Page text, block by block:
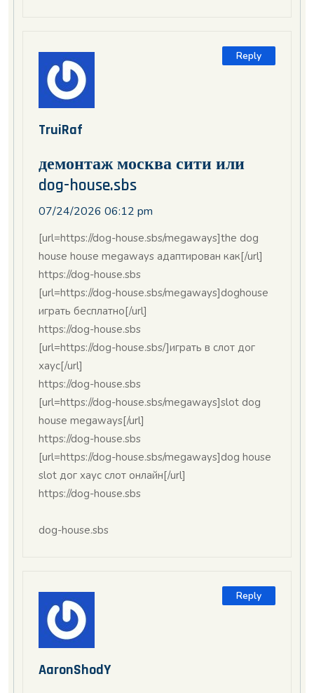
Reply
TruiRaf
демонтаж москва сити или
dog-house.sbs
07/24/2026 06:12 pm
[url=https://dog-house.sbs/megaways]the dog
house house megaways адаптирован как[/url]
https://dog-house.sbs
[url=https://dog-house.sbs/megaways]doghouse
играть бесплатно[/url]
https://dog-house.sbs
[url=https://dog-house.sbs/]играть в слот дог
хаус[/url]
https://dog-house.sbs
[url=https://dog-house.sbs/megaways]slot dog
house megaways[/url]
https://dog-house.sbs
[url=https://dog-house.sbs/megaways]dog house
slot дог хаус слот онлайн[/url]
https://dog-house.sbs
dog-house.sbs
Reply
AaronShodY